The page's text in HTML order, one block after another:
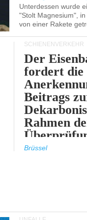
Unterdessen wurde
"Stolt Magnesium",
von einer Rakete
SCHIENENVERKEHR
Der
fordert die
Beitrags
Rahmen
ETS.
Brüssel